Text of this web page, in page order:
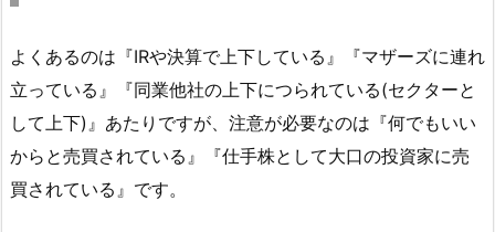
よくあるのは『IRや決算で上下している』『マザーズに連れ
立っている』『同業他社の上下につられている(セクターと
して上下)』あたりですが、注意が必要なのは『何でもいい
からと売買されている』『仕手株として大口の投資家に売
買されている』です。